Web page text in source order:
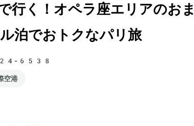
行く！オペラ座エリアのおま
泊でおトクなパリ旅
6538
空港